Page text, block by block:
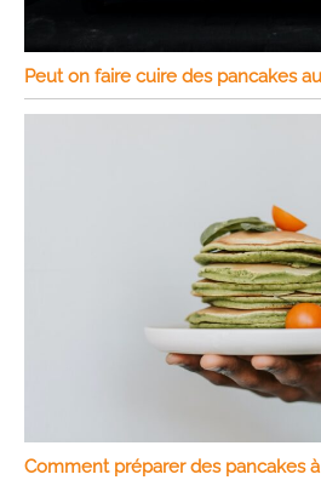
Peut on faire cuire des pancakes
Comment préparer des pancakes